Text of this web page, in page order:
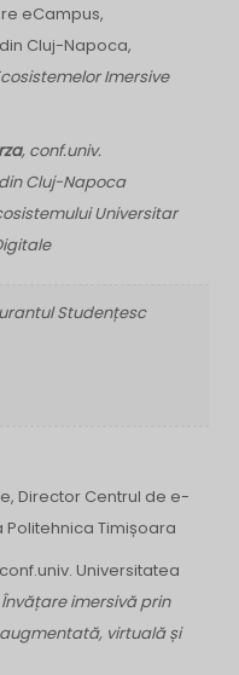
eCampus,
Cluj-Napoca,
Imersive
, conf.univ.
Cluj-Napoca
Universitar
Director Centrul de e-
Politehnica Timișoara
Universitatea
Învățare imersivă prin
virtuală și